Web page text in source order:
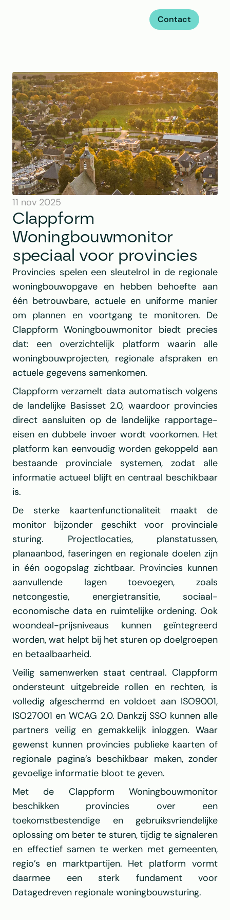
Contact
11 nov 2025
Clappform
Woningbouwmonitor
speciaal voor provincies
Provincies spelen een sleutelrol in de regionale
woningbouwopgave en hebben behoefte aan
één betrouwbare, actuele en uniforme manier
om plannen en voortgang te monitoren. De
Clappform Woningbouwmonitor biedt precies
dat: een overzichtelijk platform waarin alle
woningbouwprojecten, regionale afspraken en
actuele gegevens samenkomen.
Clappform verzamelt data automatisch volgens
de landelijke Basisset 2.0, waardoor provincies
direct aansluiten op de landelijke rapportage-
eisen en dubbele invoer wordt voorkomen. Het
platform kan eenvoudig worden gekoppeld aan
bestaande provinciale systemen, zodat alle
informatie actueel blijft en centraal beschikbaar
is.
De sterke kaartenfunctionaliteit maakt de
monitor bijzonder geschikt voor provinciale
sturing. Projectlocaties, planstatussen,
planaanbod, faseringen en regionale doelen zijn
in één oogopslag zichtbaar. Provincies kunnen
aanvullende lagen toevoegen, zoals
netcongestie, energietransitie, sociaal-
economische data en ruimtelijke ordening. Ook
woondeal-prijsniveaus kunnen geïntegreerd
worden, wat helpt bij het sturen op doelgroepen
en betaalbaarheid.
Veilig samenwerken staat centraal. Clappform
ondersteunt uitgebreide rollen en rechten, is
volledig afgeschermd en voldoet aan ISO9001,
ISO27001 en WCAG 2.0. Dankzij SSO kunnen alle
partners veilig en gemakkelijk inloggen. Waar
gewenst kunnen provincies publieke kaarten of
regionale pagina’s beschikbaar maken, zonder
gevoelige informatie bloot te geven.
Met de Clappform Woningbouwmonitor
beschikken provincies over een
toekomstbestendige en gebruiksvriendelijke
oplossing om beter te sturen, tijdig te signaleren
en effectief samen te werken met gemeenten,
regio’s en marktpartijen. Het platform vormt
daarmee een sterk fundament voor
Datagedreven regionale woningbouwsturing.